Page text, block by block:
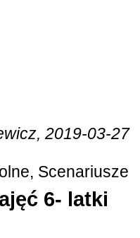
2019-03-27
Scenariusze
6- latki